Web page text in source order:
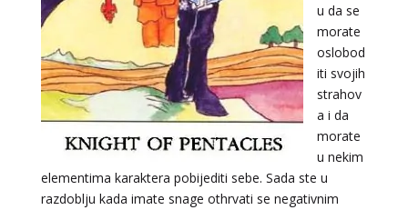
u da se
morate
oslobod
iti svojih
strahov
a i da
morate
u nekim
elementima karaktera pobijediti sebe. Sada ste u
razdoblju kada imate snage othrvati se negativnim